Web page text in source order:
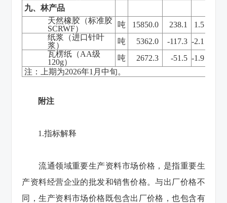
九、林产品
天然橡胶（标准胶
SCRWF） 吨 15850.0 238.1
1.5
纸浆（进口针叶
浆）
吨 5362.0 -117.3 -2.1
瓦楞纸（AA级
120g） 吨 2672.3 -51.5 -1.9
注：上期为2026年1 月中旬。
附注
1.指标解释
流通领域重要生产资料市场价格，是指重要生
产资料经营企业的批发和销售价格。与出厂价格不
同，生产资料市场价格既包含出厂价格，也包含有